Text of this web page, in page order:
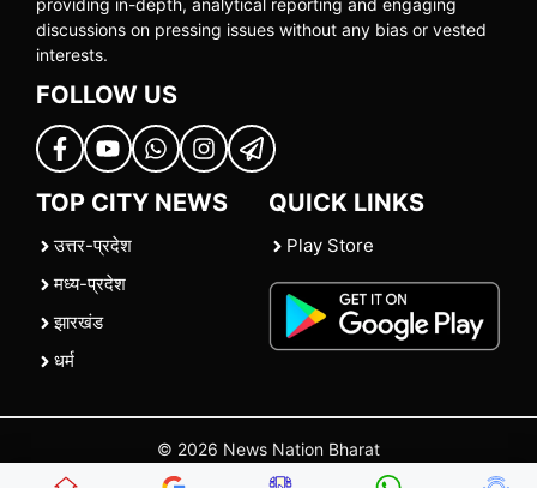
providing in-depth, analytical reporting and engaging
discussions on pressing issues without any bias or vested
interests.
FOLLOW US
TOP CITY NEWS
उत्तर-प्रदेश
मध्य-प्रदेश
झारखंड
धर्म
QUICK LINKS
Play Store
© 2026 News Nation Bharat
Home| |Contact Us |Policies Terms and Conditions